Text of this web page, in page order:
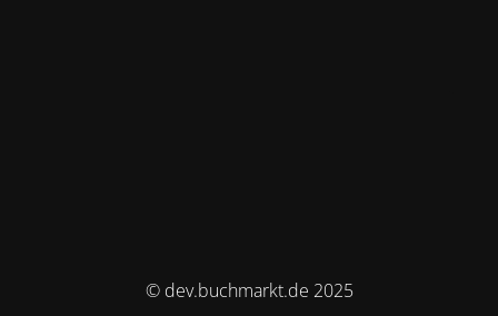
© dev.buchmarkt.de 2025